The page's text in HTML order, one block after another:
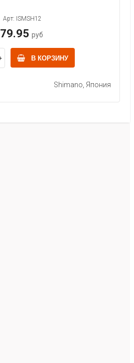
Арт: ISMSH12
79.95 руб
В КОРЗИНУ
Shimano, Япония